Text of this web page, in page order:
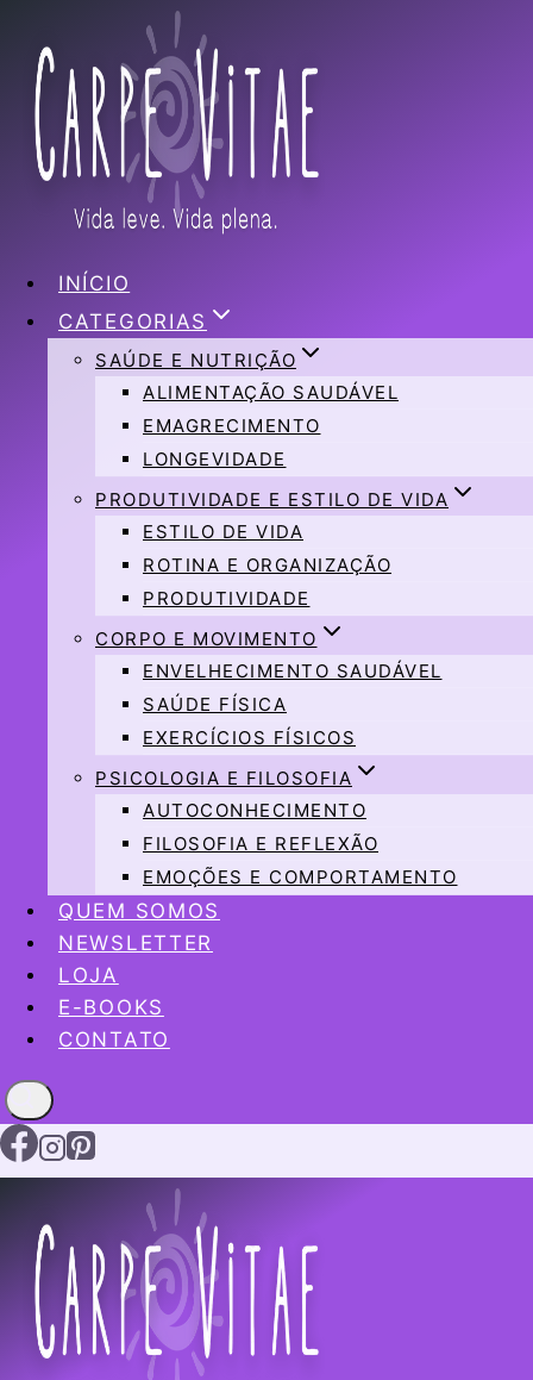
Conteúdo
INÍCIO
CATEGORIAS
SAÚDE E NUTRIÇÃO
ALIMENTAÇÃO SAUDÁVEL
EMAGRECIMENTO
LONGEVIDADE
PRODUTIVIDADE E ESTILO DE VIDA
ESTILO DE VIDA
ROTINA E ORGANIZAÇÃO
PRODUTIVIDADE
CORPO E MOVIMENTO
ENVELHECIMENTO SAUDÁVEL
SAÚDE FÍSICA
EXERCÍCIOS FÍSICOS
PSICOLOGIA E FILOSOFIA
AUTOCONHECIMENTO
FILOSOFIA E REFLEXÃO
EMOÇÕES E COMPORTAMENTO
QUEM SOMOS
NEWSLETTER
LOJA
E-BOOKS
CONTATO